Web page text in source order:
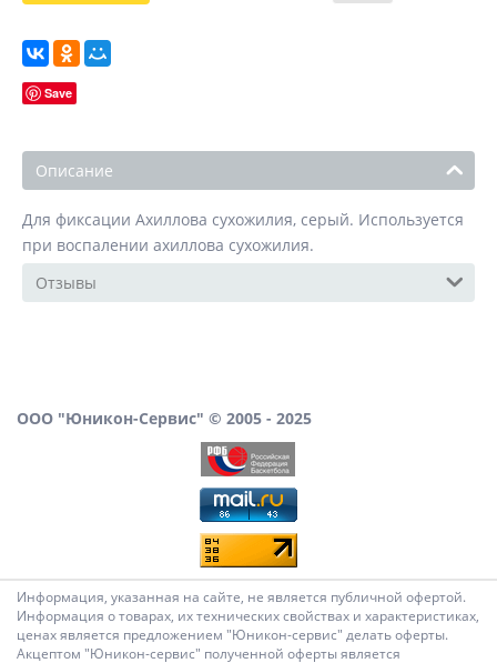
Save
Описание
Для фиксации Ахиллова сухожилия, серый. Используется
при воспалении ахиллова сухожилия.
Отзывы
ООО "Юникон-Сервис" © 2005 - 2025
Информация, указанная на сайте, не является публичной офертой.
Информация о товарах, их технических свойствах и характеристиках,
ценах является предложением "Юникон-сервис" делать оферты.
Акцептом "Юникон-сервис" полученной оферты является